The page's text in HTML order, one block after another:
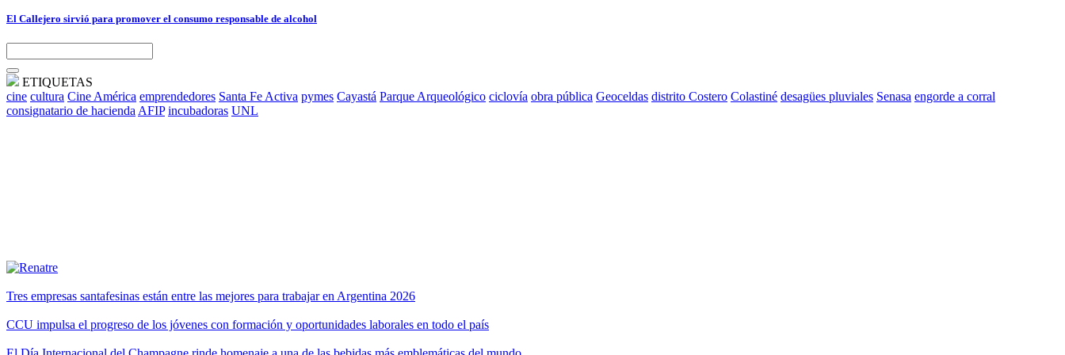
El Callejero sirvió para promover el consumo responsable de alcohol
ETIQUETAS
cine cultura Cine América emprendedores Santa Fe Activa pymes Cayastá Parque Arqueológico ciclovía obra pública Geoceldas distrito Costero Colastiné desagües pluviales Senasa engorde a corral
consignatario de hacienda AFIP incubadoras UNL
Tres empresas santafesinas están entre las mejores para trabajar en Argentina 2026
CCU impulsa el progreso de los jóvenes con formación y oportunidades laborales en todo el país